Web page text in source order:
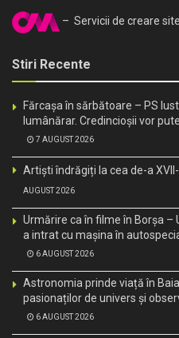
– Servicii de creare
Stiri Recente
Fărcașa în sărbătoare – PS
lumânărar. Credincioșii vor
7 AUGUST 2026
Artiști îndrăgiți la cea de-a
AUGUST 2026
Urmărire ca în filme în Borșa
a intrat cu mașina în
6 AUGUST 2026
Astronomia prinde viață în
pasionaților de univers și
6 AUGUST 2026